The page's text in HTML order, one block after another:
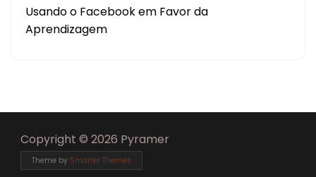
Usando o Facebook em Favor da
Aprendizagem
Copyright © 2026 Pyramer
Theme by Smarter Themes